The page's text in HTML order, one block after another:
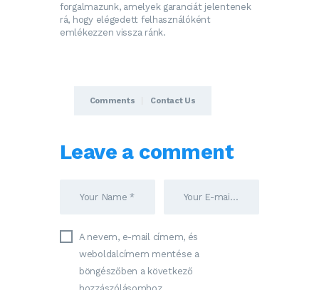
forgalmazunk, amelyek garanciát jelentenek
rá, hogy elégedett felhasználóként
emlékezzen vissza ránk.
Comments Contact Us
Leave a comment
A nevem, e-mail címem, és
weboldalcímem mentése a
böngészőben a következő